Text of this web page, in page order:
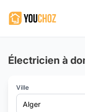
Électricien à
Ville
Alger